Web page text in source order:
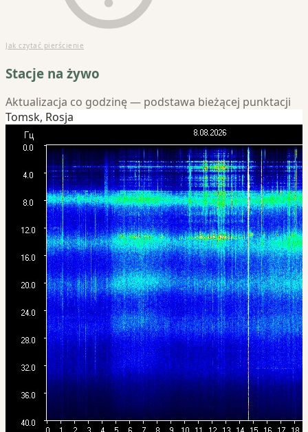
Jak czytać pierścienie
Stacje na żywo
Aktualizacja co godzinę — podstawa bieżącej punktacji
Tomsk, Rosja